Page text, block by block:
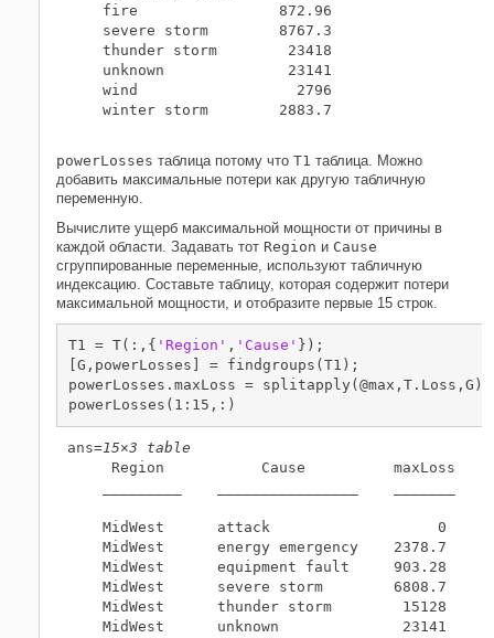
    fire                872.96
    severe storm        8767.3
    thunder storm        23418
    unknown              23141
    wind                  2796
    winter storm        2883.7
powerLosses таблица потому что T1 таблица. Можно
добавить максимальные потери как другую табличную
переменную.
Вычислите ущерб максимальной мощности от причины в
каждой области. Задавать тот Region и Cause
сгруппированные переменные, используют табличную
индексацию. Составьте таблицу, которая содержит потери
максимальной мощности, и отобразите первые 15 строк.
T1 = T(:,{ 'Region' , 'Cause' });
[G,powerLosses] = findgroups(T1);
powerLosses.maxLoss = splitapply(@max,T.Loss,G);
powerLosses(1:15,:)
ans=15×3 table
     Region           Cause          maxLoss
    MidWest      attack                   0
    MidWest      energy emergency    2378.7
    MidWest      equipment fault     903.28
    MidWest      severe storm        6808.7
    MidWest      thunder storm        15128
    MidWest      unknown              23141